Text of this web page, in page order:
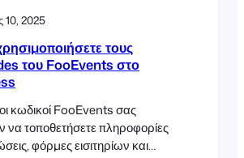
10, 2025
τους
του FooEvents στο
κωδικοί FooEvents σας
να τοποθετήσετε πληροφορίες
φόρμες εισιτηρίων και